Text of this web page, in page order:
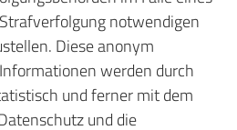
notwendigen
Diese anonym
werden durch
und ferner mit dem
und die